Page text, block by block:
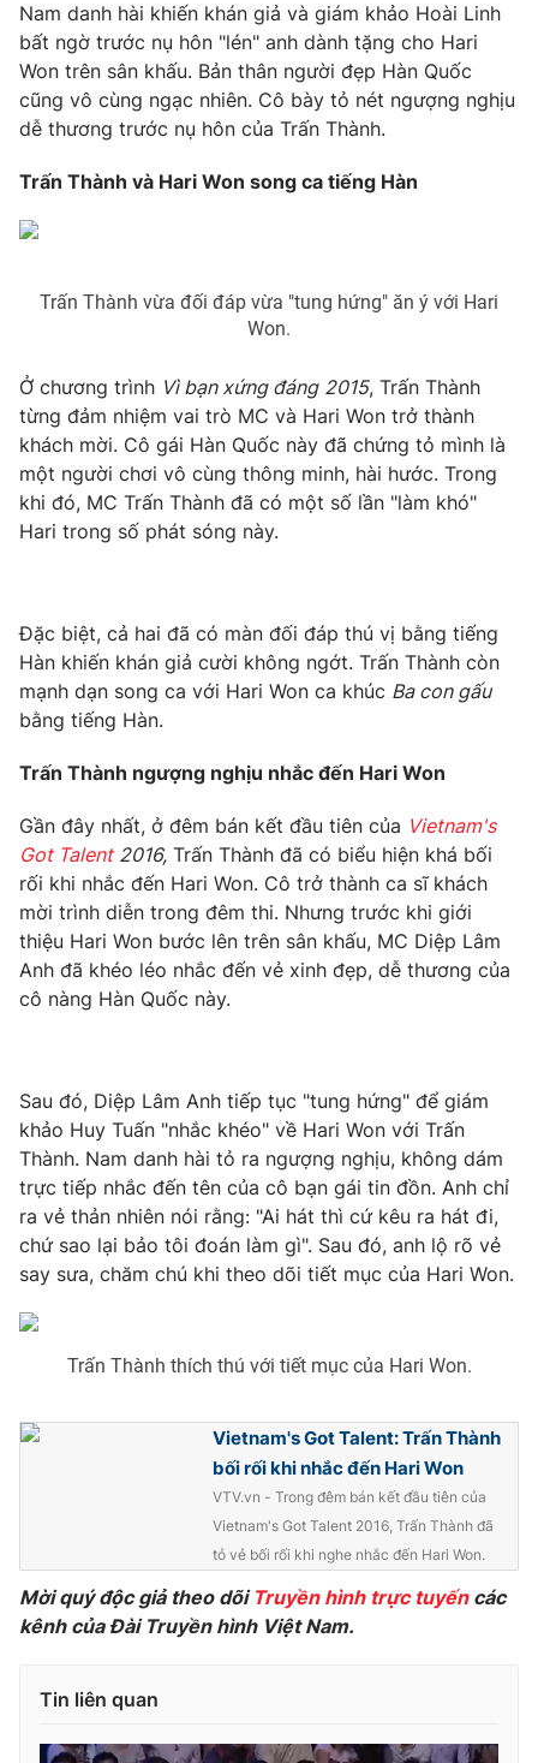
Tư vấn
Chuyên mục khác
Emagazine Podcast
Photo Infographic
VTV Thể thao
VTV Sức khoẻ Bất động sản
Thị trường 24h Tấm lòng Việt
VTV4 Vươn mình bằng AI
Liên hệ tòa soạn English
Theo dõi báo trên
Cơ quan chủ quản:Đài Truyền hình Việt Nam
Tổng Biên tập: Vũ Thanh Thủy
Phó Tổng Biên tập:
Nguyễn Thị Mỹ Hạnh, Phạm Quốc Thắng,
Nguyễn Trọng Ninh
Tổng đài VTV:
024.38 355 931 - 024.38 355 932
Ðiện thoại Thời báo VTV: 024.66 897 897
Email:toasoan@vtv.vn
® Cấm sao chép dưới mọi hình thức nếu không có sự chấp
thông tin từ website này.
Nam danh hài khiến khán giả và giám khảo Hoài Linh
bất ngờ trước nụ hôn "lén" anh dành tặng cho Hari
Won trên sân khấu. Bản thân người đẹp Hàn Quốc
cũng vô cùng ngạc nhiên. Cô bày tỏ nét ngượng nghịu
dễ thương trước nụ hôn của Trấn Thành.
Trấn Thành và Hari Won song ca tiếng Hàn
Trấn Thành vừa đối đáp vừa "tung hứng" ăn ý với Hari
Won.
Ở chương trình Vì bạn xứng đáng 2015, Trấn Thành
từng đảm nhiệm vai trò MC và Hari Won trở thành
khách mời. Cô gái Hàn Quốc này đã chứng tỏ mình là
một người chơi vô cùng thông minh, hài hước. Trong
khi đó, MC Trấn Thành đã có một số lần "làm khó"
Hari trong số phát sóng này.
Đặc biệt, cả hai đã có màn đối đáp thú vị bằng tiếng
Hàn khiến khán giả cười không ngớt. Trấn Thành còn
mạnh dạn song ca với Hari Won ca khúc Ba con gấu
bằng tiếng Hàn.
Trấn Thành ngượng nghịu nhắc đến Hari Won
Gần đây nhất, ở đêm bán kết đầu tiên của Vietnam's
Got Talent 2016, Trấn Thành đã có biểu hiện khá bối
rối khi nhắc đến Hari Won. Cô trở thành ca sĩ khách
mời trình diễn trong đêm thi. Nhưng trước khi giới
thiệu Hari Won bước lên trên sân khấu, MC Diệp Lâm
Anh đã khéo léo nhắc đến vẻ xinh đẹp, dễ thương của
cô nàng Hàn Quốc này.
Sau đó, Diệp Lâm Anh tiếp tục "tung hứng" để giám
khảo Huy Tuấn "nhắc khéo" về Hari Won với Trấn
Thành. Nam danh hài tỏ ra ngượng nghịu, không dám
trực tiếp nhắc đến tên của cô bạn gái tin đồn. Anh chỉ
ra vẻ thản nhiên nói rằng: "Ai hát thì cứ kêu ra hát đi,
chứ sao lại bảo tôi đoán làm gì". Sau đó, anh lộ rõ vẻ
say sưa, chăm chú khi theo dõi tiết mục của Hari Won.
Trấn Thành thích thú với tiết mục của Hari Won.
Vietnam's Got Talent: Trấn Thành
bối rối khi nhắc đến Hari Won
VTV.vn - Trong đêm bán kết đầu tiên của
Vietnam's Got Talent 2016, Trấn Thành đã
tỏ vẻ bối rối khi nghe nhắc đến Hari Won.
Mời quý độc giả theo dõi Truyền hình trực tuyếncác
kênh của Đài Truyền hình Việt Nam.
Tin liên quan